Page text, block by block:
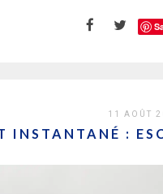
11 AOÛT
INSTANTANÉ :